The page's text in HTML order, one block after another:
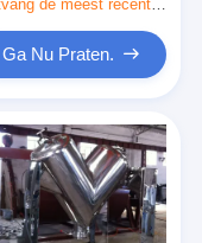
Machine
Ontvang de meest recente Prijs
Ga Nu Praten.